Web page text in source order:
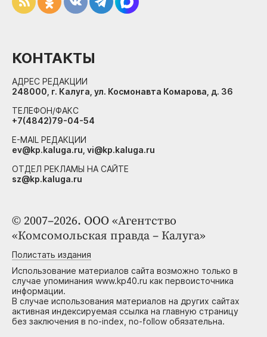
© 2007–2026. ООО «Агентство
«Комсомольская правда – Калуга»
Полистать издания
Использование материалов сайта возможно только в
случае упоминания www.kp40.ru как первоисточника
информации.
В случае использования материалов на других сайтах
активная индексируемая ссылка на главную страницу
без заключения в no-index, no-follow обязательна.
КОНТАКТЫ
АДРЕС РЕДАКЦИИ
248000, г. Калуга, ул. Космонавта Комарова, д. 36
ТЕЛЕФОН/ФАКС
+7(4842)79-04-54
E-MAIL РЕДАКЦИИ
ev@kp.kaluga.ru, vi@kp.kaluga.ru
ОТДЕЛ РЕКЛАМЫ НА САЙТЕ
sz@kp.kaluga.ru